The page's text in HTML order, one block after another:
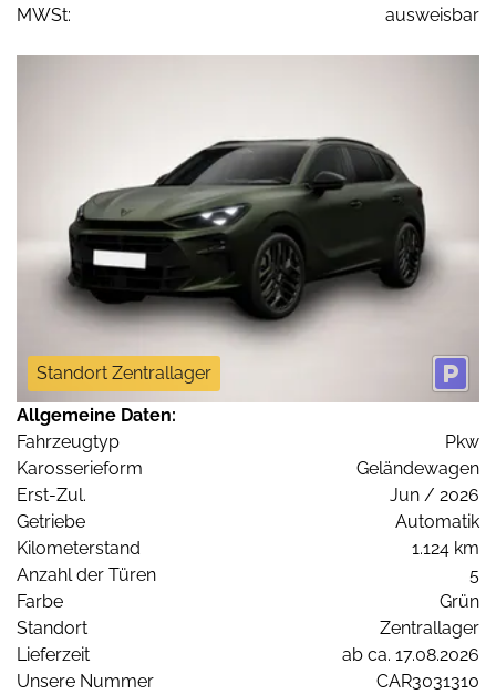
MWSt:
ausweisbar
Standort Zentrallager
Allgemeine Daten:
Fahrzeugtyp
Pkw
Karosserieform
Geländewagen
Erst-Zul.
Jun / 2026
Getriebe
Automatik
Kilometerstand
1.124 km
Anzahl der Türen
5
Farbe
Grün
Standort
Zentrallager
Lieferzeit
ab ca. 17.08.2026
Unsere Nummer
CAR3031310